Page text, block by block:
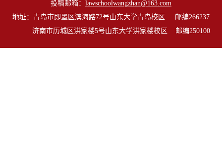
投稿邮箱： lawschoolwangzhan@163.com
地址：青岛市即墨区滨海路72号山东大学青岛校区 邮编266237
济南市历城区洪家楼5号山东大学洪家楼校区 邮编250100